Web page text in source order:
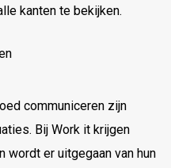
kanten te bekijken.
communiceren zijn
Bij Work it krijgen
wordt er uitgegaan van hun